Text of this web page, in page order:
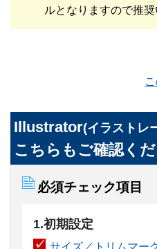
ルとなりますので推奨
Illustrator(イラストレ
こちらもご確認く
必須チェック項目
1.初期設定